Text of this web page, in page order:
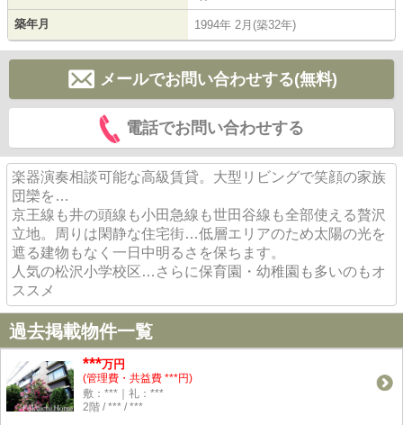
築年月 1994年 2月(築32年)
メールでお問い合わせする(無料)
電話でお問い合わせする
楽器演奏相談可能な高級賃貸。大型リビングで笑顔の家族
団欒を…
京王線も井の頭線も小田急線も世田谷線も全部使える贅沢
立地。周りは閑静な住宅街…低層エリアのため太陽の光を
遮る建物もなく一日中明るさを保ちます。
人気の松沢小学校区…さらに保育園・幼稚園も多いのもオ
ススメ
過去掲載物件一覧
***万円
(管理費・共益費 ***円)
敷：***｜礼：***
2階 / *** / ***